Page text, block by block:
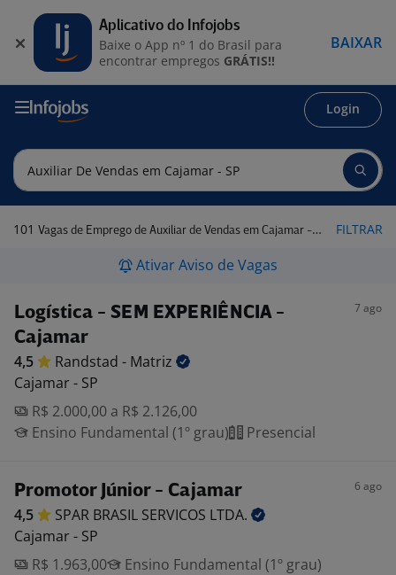
Login
101 Vagas de Emprego de Auxiliar de Vendas em Cajamar - SP FILTRAR
Ativar Aviso de Vagas
Logística - SEM EXPERIÊNCIA -
Cajamar
7 ago
4,5 Randstad - Matriz
Cajamar - SP
R$ 2.000,00 a R$ 2.126,00
Ensino Fundamental (1º grau)
Presencial
Promotor Júnior - Cajamar 6 ago
4,5 SPAR BRASIL SERVICOS LTDA.
Cajamar - SP
R$ 1.963,00
Ensino Fundamental (1º grau)
Aplicativo do Infojobs
Baixe o App nº 1 do Brasil para
encontrar empregos GRÁTIS!!
BAIXAR